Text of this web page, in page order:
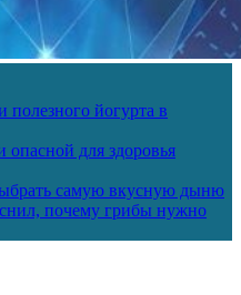
полезного йогурта в
опасной для здоровья
самую вкусную дыню
почему грибы нужно